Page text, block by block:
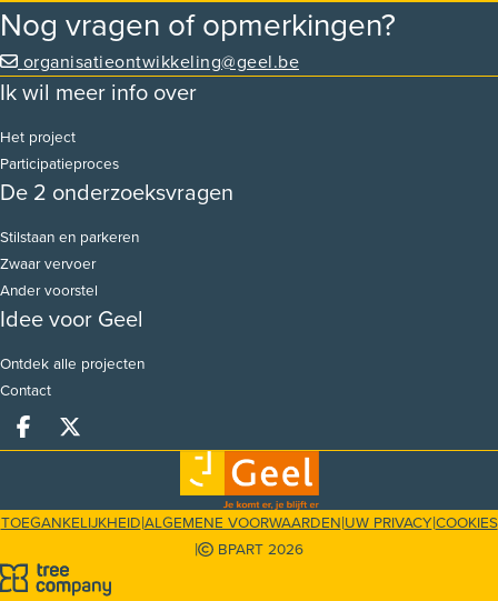
Nog vragen of opmerkingen?
organisatieontwikkeling@geel.be
Ik wil meer info over
Het project
Participatieproces
De 2 onderzoeksvragen
Stilstaan en parkeren
Zwaar vervoer
Ander voorstel
Idee voor Geel
Ontdek alle projecten
Contact
Deel op facebook
Deel op X
TOEGANKELIJKHEID|ALGEMENE VOORWAARDEN|UW PRIVACY|COOKIES
| BPART 2026